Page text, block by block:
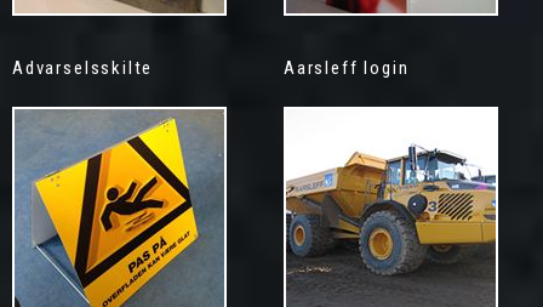
Advarselsskilte Aarsleff login